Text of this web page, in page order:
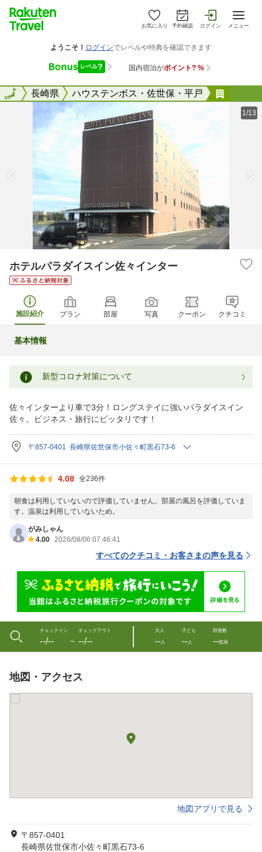
お気に入り 予約確認 ログイン メニュー
全国長崎県 ハウステンボス・佐世保・平戸
全国
1/13
ホテルパラダイスイン佐々インター
施設紹介 プラン 部屋 写真 クーポン クチコミ
基本情報
新型コロナ対策について
佐々インターより車で3分！ロングステイに強いパラダイスイン
佐々。ビジネス・旅行にピッタリです！
〒857-0401 長崎県佐世保市小佐々町黒石73-6
4.08 全236件
朝食は利用していないので評価していません。部屋の風呂を評価していま
す。温泉は利用していないため。
がみしゃん
4.00 2026/08/06 07:46:41
すべてのクチコミ・お客さまの声を見る
チェックイン
--/-- 〜
チェックアウト
--/--
大人
--人
子ども
--人
部屋数
--部屋
地図・アクセス
地図アプリで見る
〒857-0401
長崎県佐世保市小佐々町黒石73-6